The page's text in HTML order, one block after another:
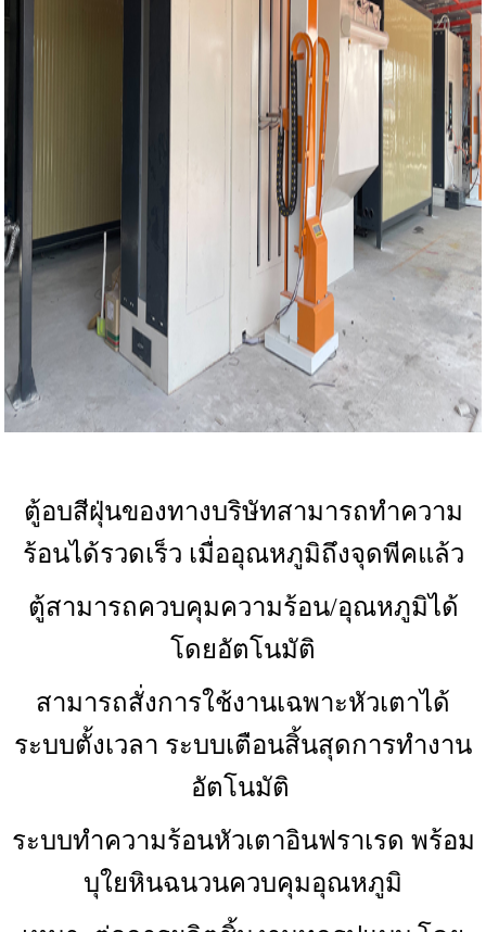
ตู้อบสีฝุ่นของทางบริษัทสามารถทำความ
ร้อนได้รวดเร็ว เมื่ออุณหภูมิถึงจุดพีคแล้ว
ตู้สามารถควบคุมความร้อน/อุณหภูมิได้
โดยอัตโนมัติ
สามารถสั่งการใช้งานเฉพาะหัวเตาได้
ระบบตั้งเวลา ระบบเตือนสิ้นสุดการทำงาน
อัตโนมัติ
ระบบทำความร้อนหัวเตาอินฟราเรด พร้อม
บุใยหินฉนวนควบคุมอุณหภูมิ